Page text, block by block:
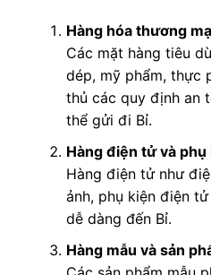
Hàng hóa thương
Các mặt hàng tiêu
dép, mỹ phẩm, thực
thủ các quy định an
thể gửi đi Bỉ.
Hàng điện tử và phụ
Hàng điện tử như
ảnh, phụ kiện điện
dễ dàng đến Bỉ.
Hàng mẫu và sản